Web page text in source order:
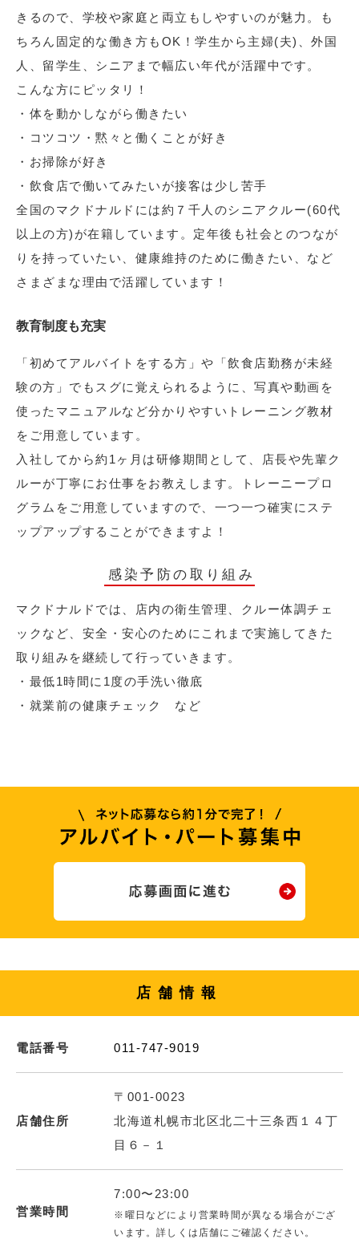
きるので、学校や家庭と両立もしやすいのが魅力。も
ちろん固定的な働き方もOK！学生から主婦(夫)、外国
人、留学生、シニアまで幅広い年代が活躍中です。
こんな方にピッタリ！
・体を動かしながら働きたい
・コツコツ・黙々と働くことが好き
・お掃除が好き
・飲食店で働いてみたいが接客は少し苦手
全国のマクドナルドには約７千人のシニアクルー(60代
以上の方)が在籍しています。定年後も社会とのつなが
りを持っていたい、健康維持のために働きたい、など
さまざまな理由で活躍しています！
教育制度も充実
「初めてアルバイトをする方」や「飲食店勤務が未経
験の方」でもスグに覚えられるように、写真や動画を
使ったマニュアルなど分かりやすいトレーニング教材
をご用意しています。
入社してから約1ヶ月は研修期間として、店長や先輩ク
ルーが丁寧にお仕事をお教えします。トレーニープロ
グラムをご用意していますので、一つ一つ確実にステ
ップアップすることができますよ！
感染予防の取り組み
マクドナルドでは、店内の衛生管理、クルー体調チェ
ックなど、安全・安心のためにこれまで実施してきた
取り組みを継続して行っていきます。
・最低1時間に1度の手洗い徹底
・就業前の健康チェック など
店舗情報
電話番号 011-747-9019
店舗住所
〒001-0023
北海道札幌市北区北二十三条西１４丁
目６－１
営業時間
7:00〜23:00
※曜日などにより営業時間が異なる場合がござ
います。詳しくは店舗にご確認ください。